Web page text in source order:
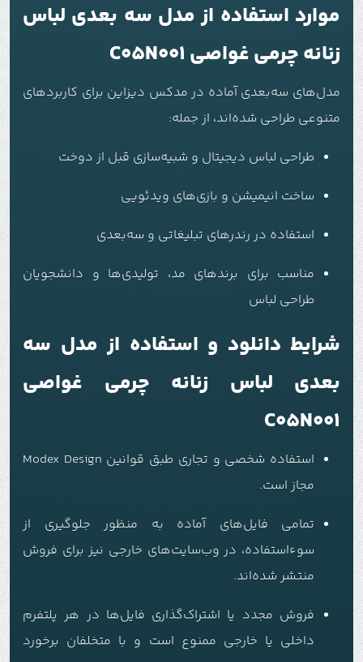
موارد استفاده از مدل سه بعدی لباس
زنانه چرمی غواصی C05N001
مدل‌های سه‌بعدی آماده در مدکس دیزاین برای کاربردهای
متنوعی طراحی شده‌اند، از جمله:
طراحی لباس دیجیتال و شبیه‌سازی قبل از دوخت
ساخت انیمیشن و بازی‌های ویدئویی
استفاده در رندرهای تبلیغاتی و سه‌بعدی
مناسب برای برندهای مد، تولیدی‌ها و دانشجویان
طراحی لباس
شرایط دانلود و استفاده از مدل سه
بعدی لباس زنانه چرمی غواصی
C05N001
استفاده شخصی و تجاری طبق قوانین Modex Design
مجاز است.
تمامی فایل‌های آماده به منظور جلوگیری از
سوءاستفاده، در وب‌سایت‌های خارجی نیز برای فروش
منتشر شده‌اند.
فروش مجدد یا اشتراک‌گذاری فایل‌ها در هر پلتفرم
داخلی یا خارجی ممنوع است و با متخلفان برخورد